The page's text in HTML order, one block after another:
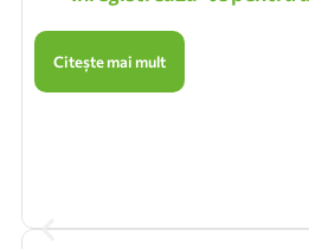
Citește mai mult